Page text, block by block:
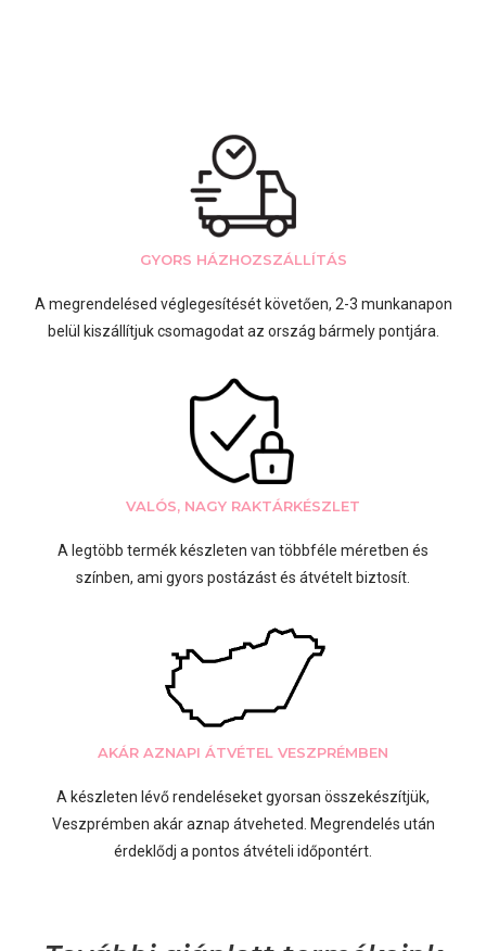
GYORS HÁZHOZSZÁLLÍTÁS
A megrendelésed véglegesítését követően, 2-3 munkanapon
belül kiszállítjuk csomagodat az ország bármely pontjára.
VALÓS, NAGY RAKTÁRKÉSZLET
A legtöbb termék készleten van többféle méretben és
színben, ami gyors postázást és átvételt biztosít.
AKÁR AZNAPI ÁTVÉTEL VESZPRÉMBEN
A készleten lévő rendeléseket gyorsan összekészítjük,
Veszprémben akár aznap átveheted. Megrendelés után
érdeklődj a pontos átvételi időpontért.